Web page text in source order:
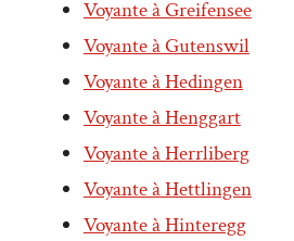
Voyante à Greifensee
Voyante à Gutenswil
Voyante à Hedingen
Voyante à Henggart
Voyante à Herrliberg
Voyante à Hettlingen
Voyante à Hinteregg